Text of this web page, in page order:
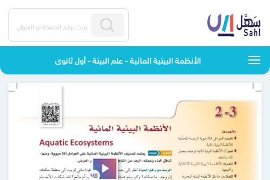
الأنظمة البيئية المائية - علم البيئة - أول ثانوي